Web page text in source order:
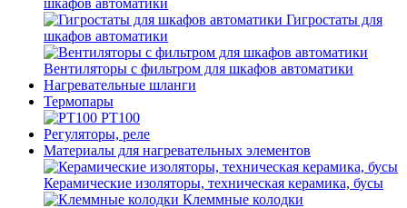
шкафов автоматики
Гигростаты для
шкафов автоматики
Вентиляторы с фильтром для шкафов автоматики
Нагревательные шланги
Термопары
PT100
Регуляторы, реле
Материалы для нагревательных элементов
Керамические изоляторы, техническая керамика, бусы
Клеммные колодки